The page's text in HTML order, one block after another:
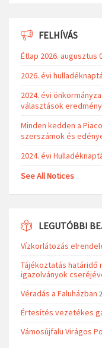
FELHÍVÁS
Étlap 2026. augusztus
2026. évi
2024. évi
választások
Minden kedden a
szerszámok és
2024. évi
See All Notices
LEGUTÓBBI
Vízkorlátozás
Tájékoztatás határidő
igazolványok
Véradás a Faluházban
Értesítés vezetékes
Vámosújfalu Virágos